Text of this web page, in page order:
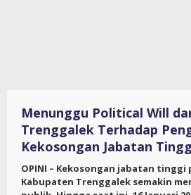
Menunggu Political Will
Trenggalek Terhadap
Kekosongan Jabatan
OPINI – Kekosongan jabatan tinggi
Kabupaten Trenggalek semakin